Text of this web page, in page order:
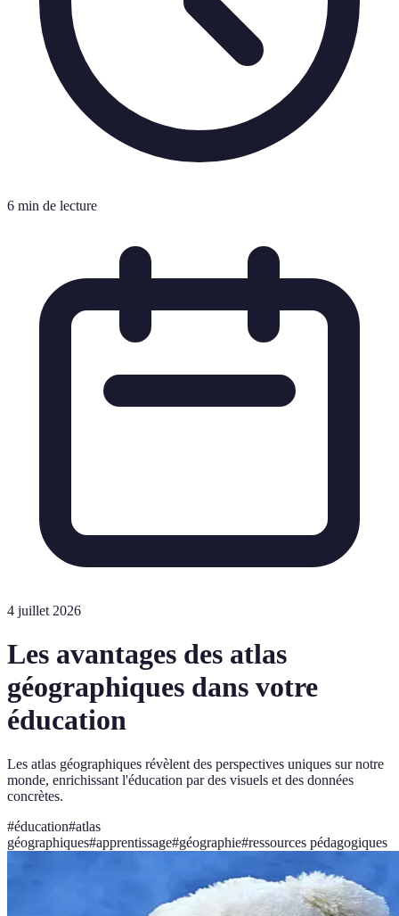
6 min de lecture
4 juillet 2026
Les avantages des atlas
géographiques dans votre
éducation
Les atlas géographiques révèlent des perspectives uniques sur notre
monde, enrichissant l'éducation par des visuels et des données
concrètes.
#éducation#atlas
géographiques#apprentissage#géographie#ressources pédagogiques